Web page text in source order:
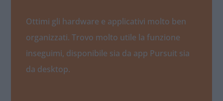
Ottimi gli hardware e applicativi molto ben
organizzati. Trovo molto utile la funzione
inseguimi, disponibile sia da app Pursuit sia
da desktop.